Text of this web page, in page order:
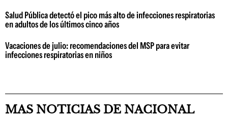
Salud Pública detectó el pico más alto de infecciones respiratorias
en adultos de los últimos cinco años
Vacaciones de julio: recomendaciones del MSP para evitar
infecciones respiratorias en niños
MAS NOTICIAS DE NACIONAL